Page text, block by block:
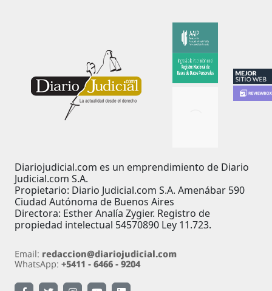
Diariojudicial.com es un emprendimiento de Diario
Judicial.com S.A.
Propietario: Diario Judicial.com S.A. Amenábar 590
Ciudad Autónoma de Buenos Aires
Directora: Esther Analía Zygier. Registro de
propiedad intelectual 54570890 Ley 11.723.